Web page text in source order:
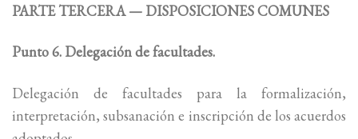
PARTE TERCERA — DISPOSICIONES COMUNES
Punto 6. Delegación de facultades.
Delegación de facultades para la formalización,
interpretación, subsanación e inscripción de los acuerdos